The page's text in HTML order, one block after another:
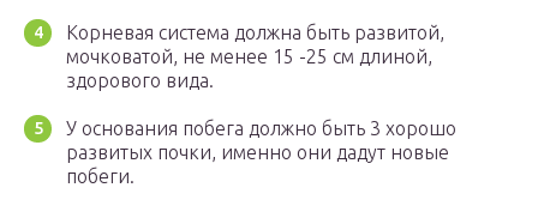
Корневая система должна быть развитой,
мочковатой, не менее 15 -25 см длиной,
здорового вида.
У основания побега должно быть 3 хорошо
развитых почки, именно они дадут новые
побеги.